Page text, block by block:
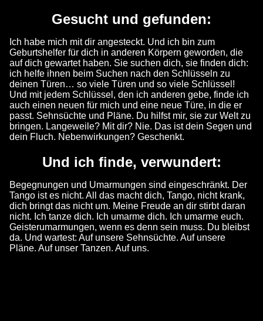
Gesucht und gefunden:
Ich habe mich mit dir angesteckt. Und ich bin zum
Geburtshelfer für dich in anderen Körpern geworden, die
auf dich gewartet haben. Sie suchen dich, sie finden dich:
ich helfe ihnen beim Suchen nach den Schlüsseln zu
deinen Türen… so viele Türen und so viele Schlüssel!
Und mit jedem Schlüssel, den ich anderen gebe, finde ich
auch einen neuen für mich und eine neue Türe, in die er
passt. Sehnsüchte und Pläne. Du hilfst mir, sie zur Welt zu
bringen. Langeweile? Mit dir? Nie. Das ist dein Segen und
dein Fluch. Nebenwirkungen? Geschenkt.
Und ich finde, verwundert:
Begegnungen und Umarmungen sind eingeschränkt. Der
Tango ist es nicht. All das macht dich, Tango, nicht krank,
dich bringt das nicht um. Meine Freude an dir stirbt daran
nicht. Ich tanze dich. Ich umarme dich. Ich umarme euch.
Geisterumarmungen, wenn es denn sein muss. Du bleibst
da. Und wartest: Auf unsere Sehnsüchte. Auf unsere
Pläne. Auf unser Tanzen. Auf uns.